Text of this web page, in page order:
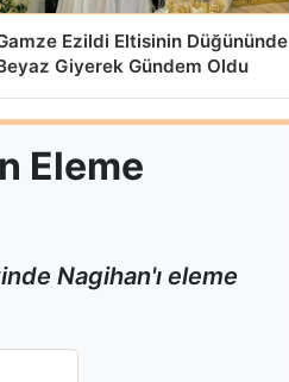
Ezildi Eltisinin Düğününde
Giyerek Gündem Oldu
Eleme
Nagihan'ı eleme